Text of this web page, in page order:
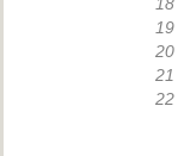
19
20
21
22